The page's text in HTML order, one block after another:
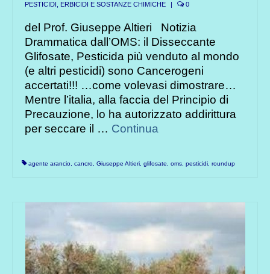
PESTICIDI, ERBICIDI E SOSTANZE CHIMICHE
| 0
del Prof. Giuseppe Altieri Notizia
Drammatica dall’OMS: il Disseccante
Glifosate, Pesticida più venduto al mondo
(e altri pesticidi) sono Cancerogeni
accertati!!! …come volevasi dimostrare…
Mentre l’italia, alla faccia del Principio di
Precauzione, lo ha autorizzato addirittura
per seccare il … Continua
agente arancio cancro Giuseppe Altieri glifosate oms pesticidi roundup